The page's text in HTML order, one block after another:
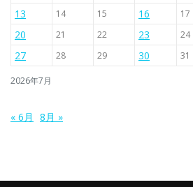
2026年7月
13 14 15 16 17
20 21 22 23 24
27 28 29 30 31
« 6月 8月 »